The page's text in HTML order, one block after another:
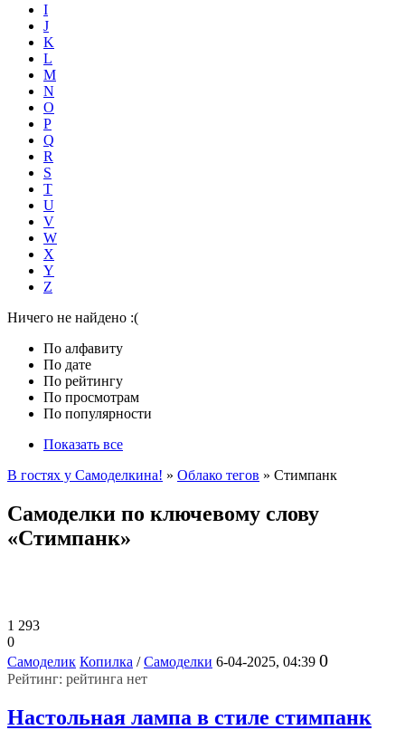
I
J
K
L
M
N
O
P
Q
R
S
T
U
V
W
X
Y
Z
Ничего не найдено :(
По алфавиту
По дате
По рейтингу
По просмотрам
По популярности
Показать все
В гостях у Самоделкина! » Облако тегов » Стимпанк
Самоделки по ключевому слову
«Стимпанк»
1 293
0
Самоделик Копилка /Самоделки 6-04-2025, 04:39 0
Рейтинг: рейтинга нет
Настольная лампа в стиле стимпанк